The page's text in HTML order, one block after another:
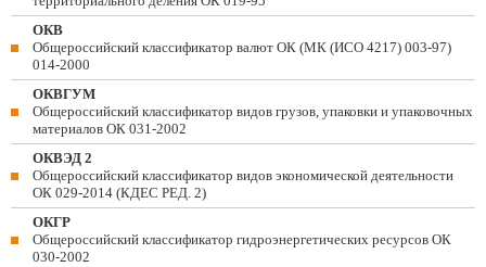
ОКВ
Общероссийский классификатор валют ОК (МК (ИСО 4217) 003-97)
014-2000
ОКВГУМ
Общероссийский классификатор видов грузов, упаковки и упаковочных
материалов ОК 031-2002
ОКВЭД 2
Общероссийский классификатор видов экономической деятельности
ОК 029-2014 (КДЕС РЕД. 2)
ОКГР
Общероссийский классификатор гидроэнергетических ресурсов ОК
030-2002